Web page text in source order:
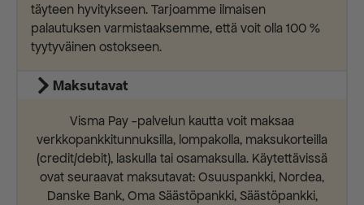
täyteen hyvitykseen. Tarjoamme ilmaisen
palautuksen varmistaaksemme, että voit olla 100 %
tyytyväinen ostokseen.
Maksutavat
Visma Pay -palvelun kautta voit maksaa
verkkopankkitunnuksilla, lompakolla, maksukorteilla
(credit/debit), laskulla tai osamaksulla. Käytettävissä
ovat seuraavat maksutavat: Osuuspankki, Nordea,
Danske Bank, Oma Säästöpankki, Säästöpankki,